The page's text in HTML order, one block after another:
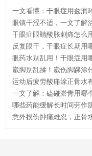
一文看懂：干眼症用兹润
眼镜干涩不适，一文了解
干眼症眼睛酸胀刺痛怎么
反复眼干，干眼症长期用
眼药水别乱用！干眼症用
崴脚别乱揉！崴伤脚踝涂
运动后疲劳酸痛涂正骨水
一文了解：磕碰淤青用哪
哪些药能缓解长时间劳作
意外损伤肿痛难忍，正骨